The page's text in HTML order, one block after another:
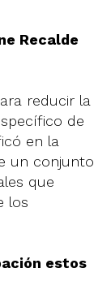
Recalde
reducir la
de
en la
un conjunto
que
los
estos